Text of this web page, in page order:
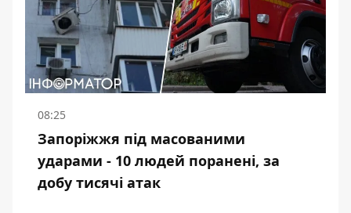
08:25
Запоріжжя під масованими
ударами - 10 людей поранені, за
добу тисячі атак